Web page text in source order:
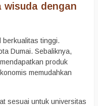
wisuda dengan
berkualitas tinggi.
Dumai. Sebaliknya,
produk
memudahkan
sesuai untuk universitas